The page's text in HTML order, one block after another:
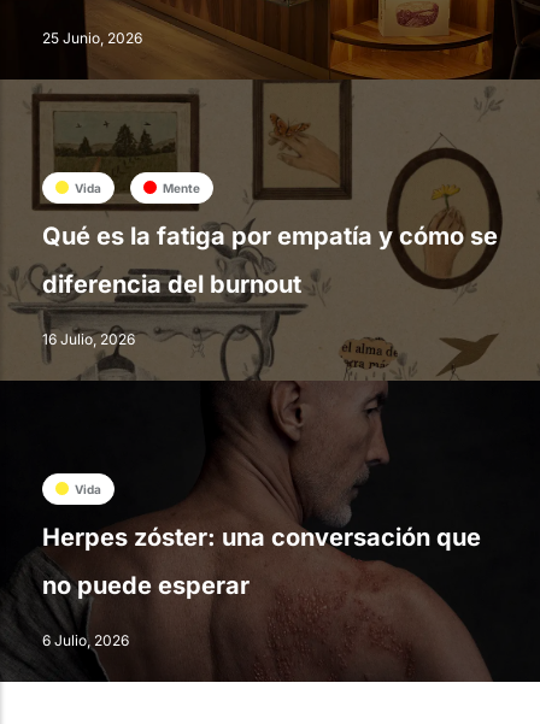
25 Junio, 2026
Vida Mente
Qué es la fatiga por empatía y cómo se
diferencia del burnout
16 Julio, 2026
Vida
Herpes zóster: una conversación que
no puede esperar
6 Julio, 2026